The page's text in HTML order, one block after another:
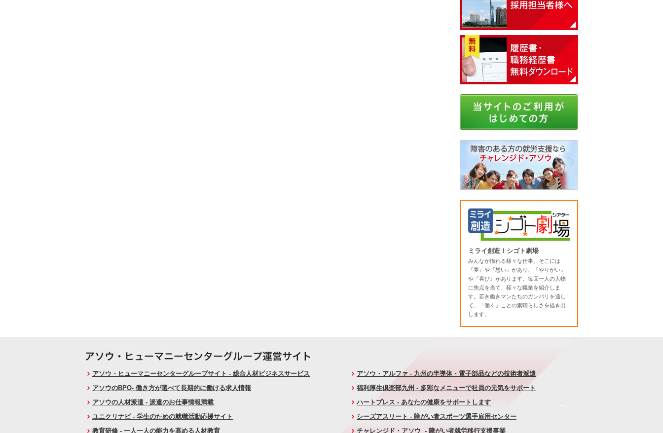
ミライ創造！シゴト劇場
みんなが憧れる様々な仕事。そこには
『夢』や『想い』があり、『やりがい』
や『喜び』があります。毎回一人の人物
に焦点を当て、様々な職業を紹介しま
す。若き働きマンたちのガンバリを通し
て、「働く」ことの素晴らしさを描き出
します。
アソウ・ヒューマニーセンターグループサイト - 総合人材ビジネスサービス
アソウのBPO- 働き方が選べて長期的に働ける求人情報
アソウの人材派遣 - 派遣のお仕事情報満載
ユニクリナビ - 学生のための就職活動応援サイト
教育研修 - 一人一人の能力を高める人材教育
アソウ・アルファ - 九州の半導体・電子部品などの技術者派遣
福利厚生倶楽部九州 - 多彩なメニューで社員の元気をサポート
ハートプレス - あなたの健康をサポートします
シーズアスリート - 障がい者スポーツ選手雇用センター
チャレンジド・アソウ - 障がい者就労移行支援事業